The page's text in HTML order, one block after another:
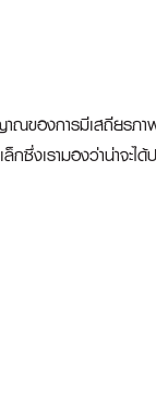
ณของการมีเสถียรภ
เรามองว่าน่าจะไ